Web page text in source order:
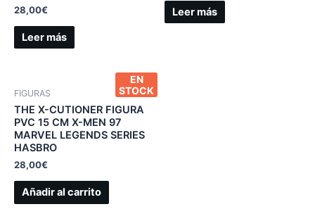
28,00€
Leer más
Leer más
EN
STOCK
FIGURAS
THE X-CUTIONER FIGURA
PVC 15 CM X-MEN 97
MARVEL LEGENDS SERIES
HASBRO
28,00€
Añadir al carrito